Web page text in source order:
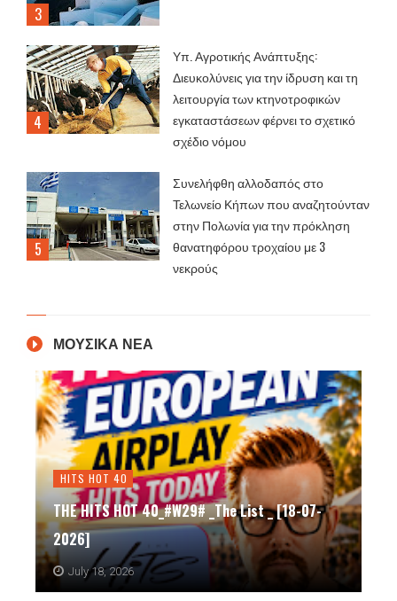
Υπ. Αγροτικής Ανάπτυξης:
Διευκολύνεις για την ίδρυση και τη
λειτουργία των κτηνοτροφικών
εγκαταστάσεων φέρνει το σχετικό
σχέδιο νόμου
Συνελήφθη αλλοδαπός στο
Τελωνείο Κήπων που αναζητούνταν
στην Πολωνία για την πρόκληση
θανατηφόρου τροχαίου με 3
νεκρούς
ΜΟΥΣΙΚΑ ΝΕΑ
HITS HOT 40
THE HITS HOT 40_#W29# _The List _ [18-07-
2026]
July 18, 2026